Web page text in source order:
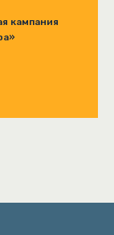
кампания